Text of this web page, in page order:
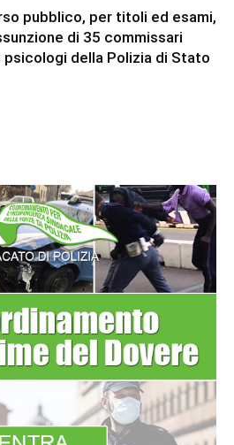
pubblico, per titoli ed esami,
di 35 commissari
della Polizia di Stato